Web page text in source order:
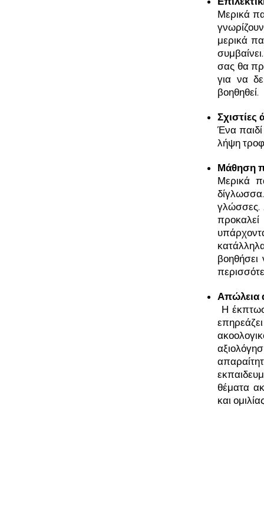
Μερικά
μερικά
σας θα
για να
βοηθηθεί.
Σχιστίες
Ένα
λήψη
Μάθηση
Μερικά
γλώσσες.
βοηθήσει
Απώλεια
Η
θέματα
και